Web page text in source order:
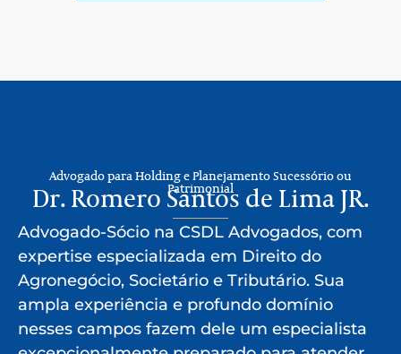
Advogado para Holding e Planejamento Sucessório ou
Patrimonial
Dr. Romero Santos de Lima JR.
Advogado-Sócio na CSDL Advogados, com
expertise especializada em Direito do
Agronegócio, Societário e Tributário. Sua
ampla experiência e profundo domínio
nesses campos fazem dele um especialista